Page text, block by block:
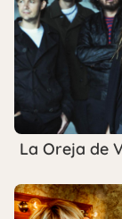
La Oreja de